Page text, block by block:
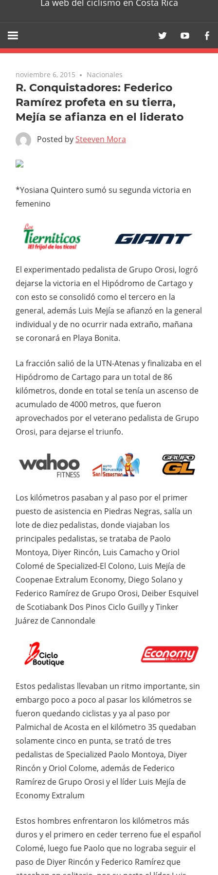
La web del ciclismo en Costa Rica
noviembre 6, 2015 Nacionales
R. Conquistadores: Federico
Ramírez profeta en su tierra,
Mejía se afianza en el liderato
Posted bySteeven Mora
*Yosiana Quintero sumó su segunda victoria en
femenino
El experimentado pedalista de Grupo Orosi, logró
dejarse la victoria en el Hipódromo de Cartago y
con esto se consolidó como el tercero en la
general, además Luis Mejía se afianzó en la general
individual y de no ocurrir nada extraño, mañana
se coronará en Playa Bonita.
La fracción salió de la UTN-Atenas y finalizaba en el
Hipódromo de Cartago para un total de 86
kilómetros, donde en total se tenía un ascenso de
acumulado de 4000 metros, que fueron
aprovechados por el veterano pedalista de Grupo
Orosi, para dejarse el triunfo.
Los kilómetros pasaban y al paso por el primer
puesto de asistencia en Piedras Negras, salía un
lote de diez pedalistas, donde viajaban los
principales pedalistas, se trataba de Paolo
Montoya, Diyer Rincón, Luis Camacho y Oriol
Colomé de Specialized-El Colono, Luis Mejía de
Coopenae Extralum Economy, Diego Solano y
Federico Ramírez de Grupo Orosi, Deiber Esquivel
de Scotiabank Dos Pinos Ciclo Guilly y Tinker
Juárez de Cannondale
Estos pedalistas llevaban un ritmo importante, sin
embargo poco a poco al pasar los kilómetros se
fueron quedando ciclistas y ya al paso por
Palmichal de Acosta en el kilómetro 35 quedaban
solamente cinco en punta, se trató de tres
pedalistas de Specialized Paolo Montoya, Diyer
Rincón y Oriol Colome, además de Federico
Ramírez de Grupo Orosi y el líder Luis Mejía de
Economy Extralum
Estos hombres enfrentaron los kilómetros más
duros y el primero en ceder terreno fue el español
Colomé, luego fue Paolo que no lograba seguir el
paso de Diyer Rincón y Federico Ramírez que